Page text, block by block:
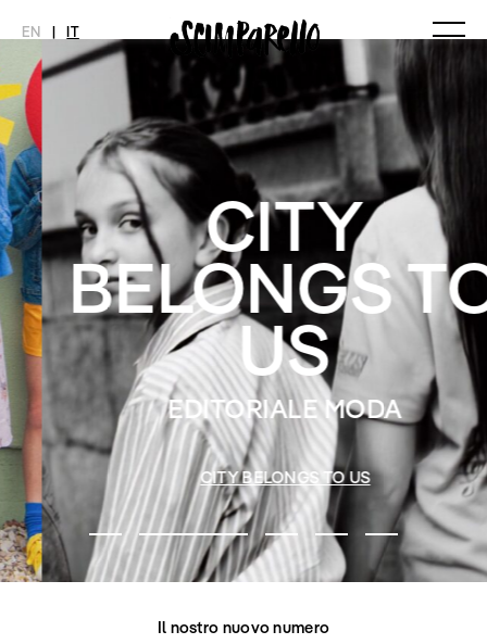
EN | IT
MAGAZINE
Ultimo Numero
Archivio
NOVITÀ MODA
Collezioni
Editoriali
Styling Tips
Video
SHOP
INTERVIEW
Meet Me
SCIMPARELLO
Chi siamo
Newsletter
Privacy Policy
Imprint
CITY
BELONGS TO
US
EDITORIALE MODA
CITY BELONGS TO US
Il nostro nuovo numero